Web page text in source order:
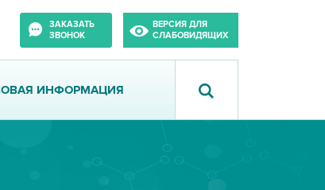
ЗАКАЗАТЬ
ЗВОНОК
ВЕРСИЯ ДЛЯ
СЛАБОВИДЯЩИХ
ИНФОРМАЦИЯ